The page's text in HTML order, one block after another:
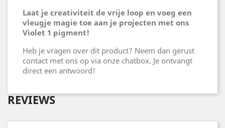
Laat je creativiteit de vrije loop en voeg een
vleugje magie toe aan je projecten met ons
Violet 1 pigment!
Heb je vragen over dit product? Neem dan gerust
contact met ons op via onze chatbox. Je ontvangt
direct een antwoord!
REVIEWS